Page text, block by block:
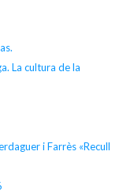
La cultura de la
i Farrès «Recull